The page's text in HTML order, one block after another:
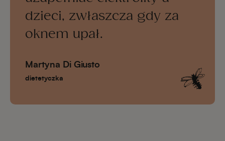
dzieci, zwłaszcza gdy za
oknem upał.
Martyna Di Giusto
dietetyczka